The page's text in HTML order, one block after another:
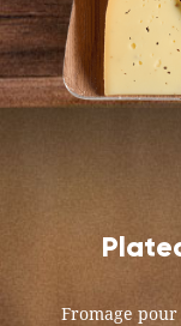
Fromage pour